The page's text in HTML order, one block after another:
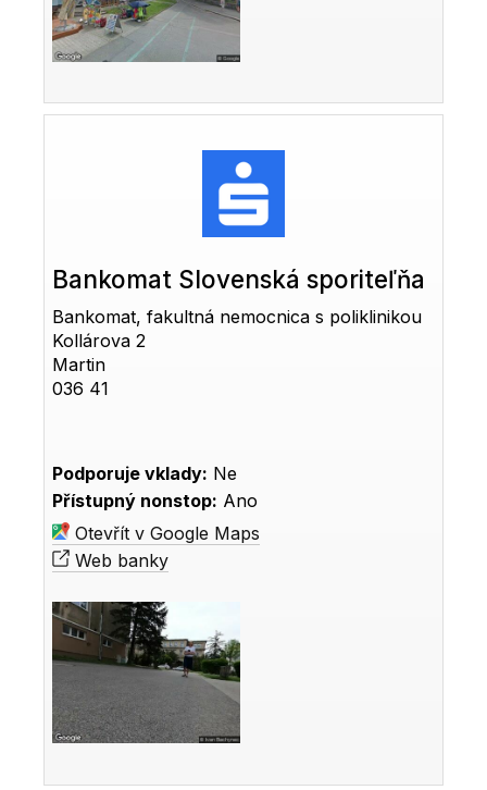
Bankomat Slovenská sporiteľňa
Bankomat, fakultná nemocnica s poliklinikou
Kollárova 2
Martin
036 41
Podporuje vklady: Ne
Přístupný nonstop: Ano
Otevřít v Google Maps
Web banky